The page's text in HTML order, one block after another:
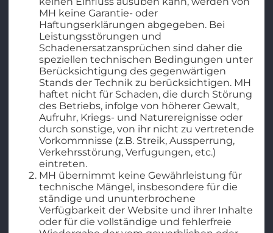
MH keine Garantie- oder
Haftungserklärungen abgegeben. Bei
Leistungsstörungen und
Schadenersatzansprüchen sind daher die
speziellen technischen Bedingungen unter
Berücksichtigung des gegenwärtigen
Stands der Technik zu berücksichtigen. MH
haftet nicht für Schaden, die durch Störung
des Betriebs, infolge von höherer Gewalt,
Aufruhr, Kriegs- und Naturereignisse oder
durch sonstige, von ihr nicht zu vertretende
Vorkommnisse (z.B. Streik, Aussperrung,
Verkehrsstörung, Verfugungen, etc.)
eintreten.
MH übernimmt keine Gewährleistung für
technische Mängel, insbesondere für die
ständige und ununterbrochene
Verfügbarkeit der Website und ihrer Inhalte
oder für die vollständige und fehlerfreie